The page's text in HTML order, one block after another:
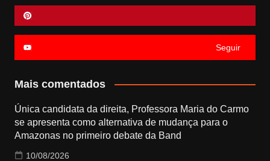
Seguir
Mais comentados
Única candidata da direita, Professora Maria do Carmo
se apresenta como alternativa de mudança para o
Amazonas no primeiro debate da Band
10/08/2026